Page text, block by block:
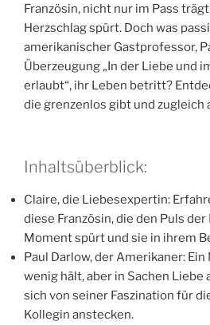
Französin, nicht nur im Pass
Herzschlag spürt. Doch was
amerikanischer Gastprofessor,
Überzeugung „In der Liebe und
erlaubt“, ihr Leben betritt?
die grenzenlos gibt und zugleich
Inhaltsüberblick:
Claire, die Liebesexpertin:
diese Französin, die den Puls
Moment spürt und sie in ihrem
Paul Darlow, der Amerikaner:
wenig hält, aber in Sachen Liebe
sich von seiner Faszination für
Kollegin anstecken.